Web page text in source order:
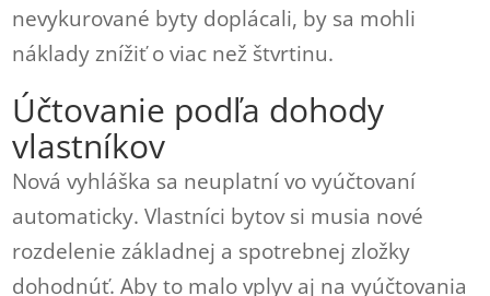
nevykurované byty doplácali, by sa mohli
náklady znížiť o viac než štvrtinu.
Účtovanie podľa dohody
vlastníkov
Nová vyhláška sa neuplatní vo vyúčtovaní
automaticky. Vlastníci bytov si musia nové
rozdelenie základnej a spotrebnej zložky
dohodnúť. Aby to malo vplyv aj na vyúčtovania